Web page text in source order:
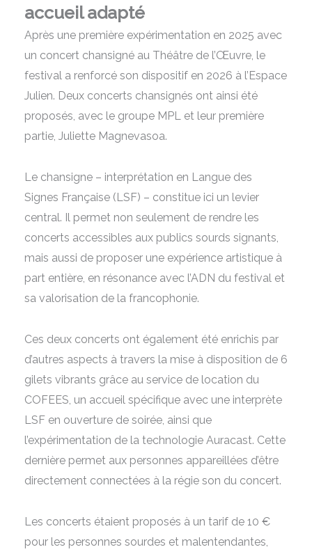
accueil adapté
Après une première expérimentation en 2025 avec
un concert chansigné au Théâtre de l’Œuvre, le
festival a renforcé son dispositif en 2026 à l’Espace
Julien. Deux concerts chansignés ont ainsi été
proposés, avec le groupe MPL et leur première
partie, Juliette Magnevasoa.
Le chansigne – interprétation en Langue des
Signes Française (LSF) – constitue ici un levier
central. Il permet non seulement de rendre les
concerts accessibles aux publics sourds signants,
mais aussi de proposer une expérience artistique à
part entière, en résonance avec l’ADN du festival et
sa valorisation de la francophonie.
Ces deux concerts ont également été enrichis par
d’autres aspects à travers la mise à disposition de 6
gilets vibrants grâce au service de location du
COFEES, un accueil spécifique avec une interprète
LSF en ouverture de soirée, ainsi que
l’expérimentation de la technologie Auracast. Cette
dernière permet aux personnes appareillées d’être
directement connectées à la régie son du concert.
Les concerts étaient proposés à un tarif de 10 €
pour les personnes sourdes et malentendantes,